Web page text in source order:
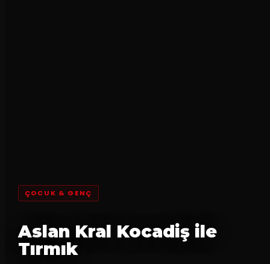
ÇOCUK & GENÇ
Aslan Kral Kocadiş ile
Tırmık